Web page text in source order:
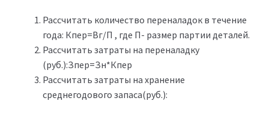
Рассчитать количество переналадок в течение
года: Кпер=Вг/П , где П- размер партии деталей.
Рассчитать затраты на переналадку
(руб.):Зпер=Зн*Кпер
Рассчитать затраты на хранение
среднегодового запаса(руб.):